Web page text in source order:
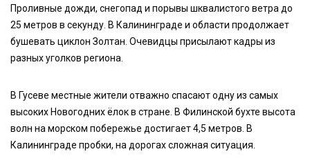
Проливные дожди, снегопад и порывы шквалистого ветра до
25 метров в секунду. В Калининграде и области продолжает
бушевать циклон Золтан. Очевидцы присылают кадры из
разных уголков региона.
В Гусеве местные жители отважно спасают одну из самых
высоких Новогодних ёлок в стране. В Филинской бухте высота
волн на морском побережье достигает 4,5 метров. В
Калининграде пробки, на дорогах сложная ситуация.